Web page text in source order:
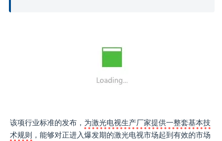
该项行业标准的发布， 为激光电视生产厂家提供一整套基本技
术规则 ，能够对正进入爆发期的激光电视市场起到有效的市场